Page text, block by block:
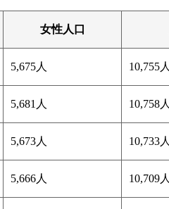
女性人口
5,675人 10,755人
5,681人 10,758人
5,673人 10,733人
5,666人 10,709人